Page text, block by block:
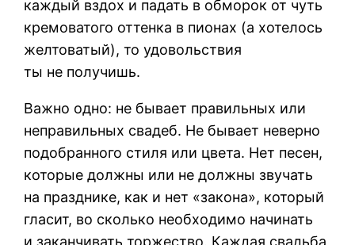
каждый вздох и падать в обморок от чуть
кремоватого оттенка в пионах (а хотелось
желтоватый), то удовольствия
ты не получишь.
Важно одно: не бывает правильных или
неправильных свадеб. Не бывает неверно
подобранного стиля или цвета. Нет песен,
которые должны или не должны звучать
на празднике, как и нет «закона», который
гласит, во сколько необходимо начинать
и заканчивать торжество. Каждая свадьба